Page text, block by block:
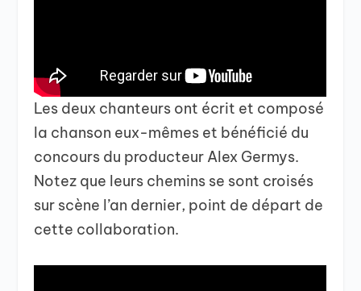
Les deux chanteurs ont écrit et composé
la chanson eux-mêmes et bénéficié du
concours du producteur Alex Germys.
Notez que leurs chemins se sont croisés
sur scène l’an dernier, point de départ de
cette collaboration.